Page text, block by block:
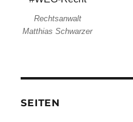
Rechtsanwalt
Matthias Schwarzer
SEITEN